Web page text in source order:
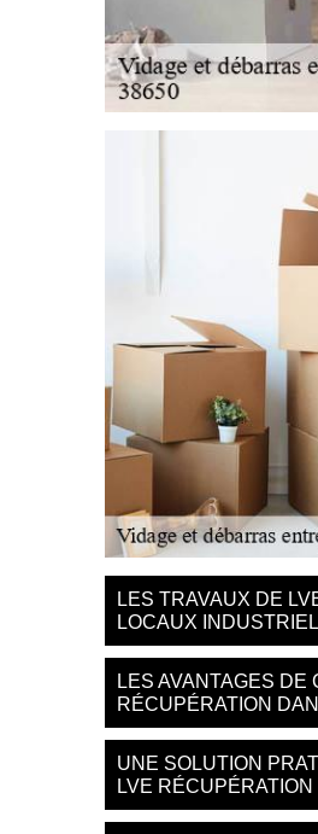
LES TRAVAUX DE
LOCAUX
LES AVANTAGES
RÉCUPÉRATION
UNE SOLUTION
LVE RÉCUPÉRATION